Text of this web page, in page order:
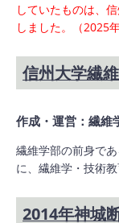
していたものは、
しました。（2025
信州大学繊
作成・運営：繊維
繊維学部の前身で
に、繊維学・技術
2014年神城